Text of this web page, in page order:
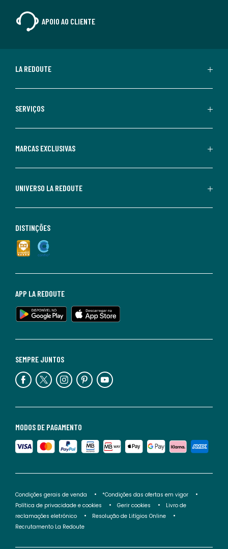
APOIO AO CLIENTE
LA REDOUTE
SERVIÇOS
MARCAS EXCLUSIVAS
UNIVERSO LA REDOUTE
MODOS DE PAGAMENTO
SEMPRE JUNTOS
APP LA REDOUTE
DISTINÇÕES
Condições gerais de venda
*Condições das ofertas em vigor
Política de privacidade e cookies
Gerir cookies
Livro de
reclamações eletrónico
Resolução de Litígios Online
Recrutamento La Redoute